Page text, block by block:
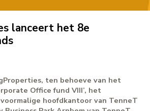
lanceert het 8e
ten behoeve van het
Office fund VIII’, het
hoofdkantoor van TenneT